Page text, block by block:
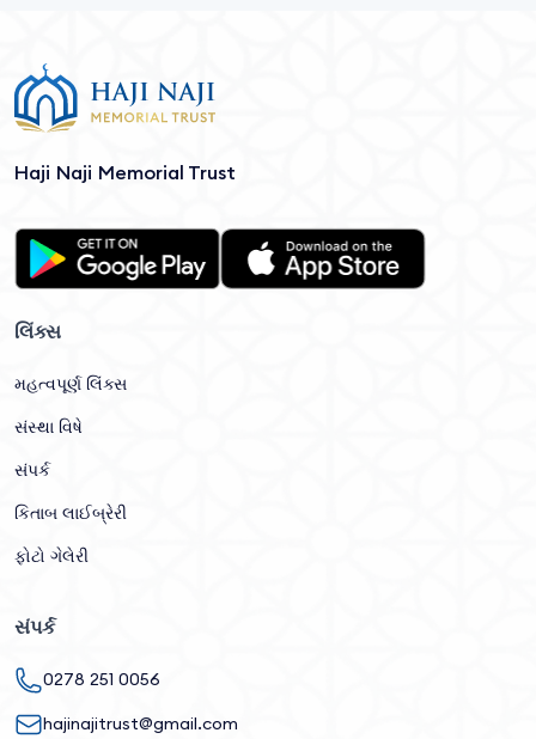
Haji Naji Memorial Trust
લિંક્સ
મહત્વપૂર્ણ લિંક્સ
સંસ્થા વિષે
સંપર્ક
કિતાબ લાઈબ્રેરી
ફોટો ગેલેરી
સંપર્ક
0278 251 0056
hajinajitrust@gmail.com